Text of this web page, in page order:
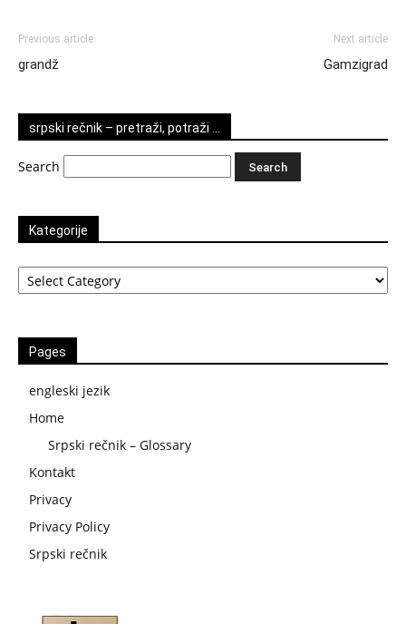
Previous article
grandž
Next article
Gamzigrad
srpski rečnik – pretraži, potraži …
Search
Kategorije
Kategorije
Pages
engleski jezik
Home
Srpski rečnik – Glossary
Kontakt
Privacy
Privacy Policy
Srpski rečnik